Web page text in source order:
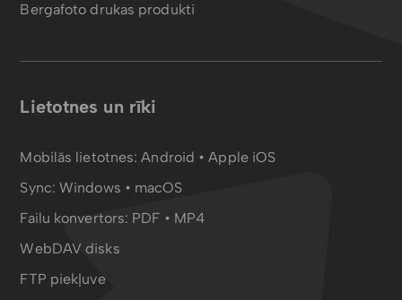
Bergafoto drukas produkti
Lietotnes un rīki
Mobilās lietotnes:Android •Apple iOS
Sync:Windows • macOS
Failu konvertors: PDF • MP4
WebDAV disks
FTP piekļuve